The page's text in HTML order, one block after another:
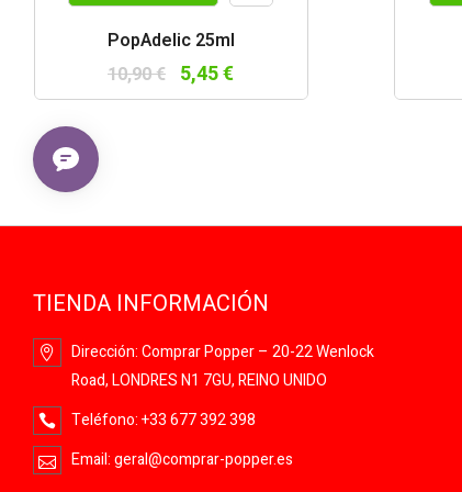
rápida
PopAdelic 25ml
10,90 € 5,45 €
TIENDA INFORMACIÓN
Dirección:Comprar Popper – 20-22 Wenlock
Road, LONDRES N1 7GU, REINO UNIDO
Teléfono:+33 677 392 398
Email:geral@comprar-popper.es